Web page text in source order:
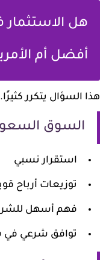
هل الاستثمار
أفضل أم
هذا السؤال يتكرر
السوق
استقرار نسبي
توزيعات أرباح قوية
فهم أسهل
توافق شرعي في